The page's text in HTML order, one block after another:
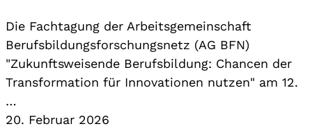
Die Fachtagung der Arbeitsgemeinschaft
Berufsbildungsforschungsnetz (AG BFN)
"Zukunftsweisende Berufsbildung: Chancen der
Transformation für Innovationen nutzen" am 12.
…
20. Februar 2026